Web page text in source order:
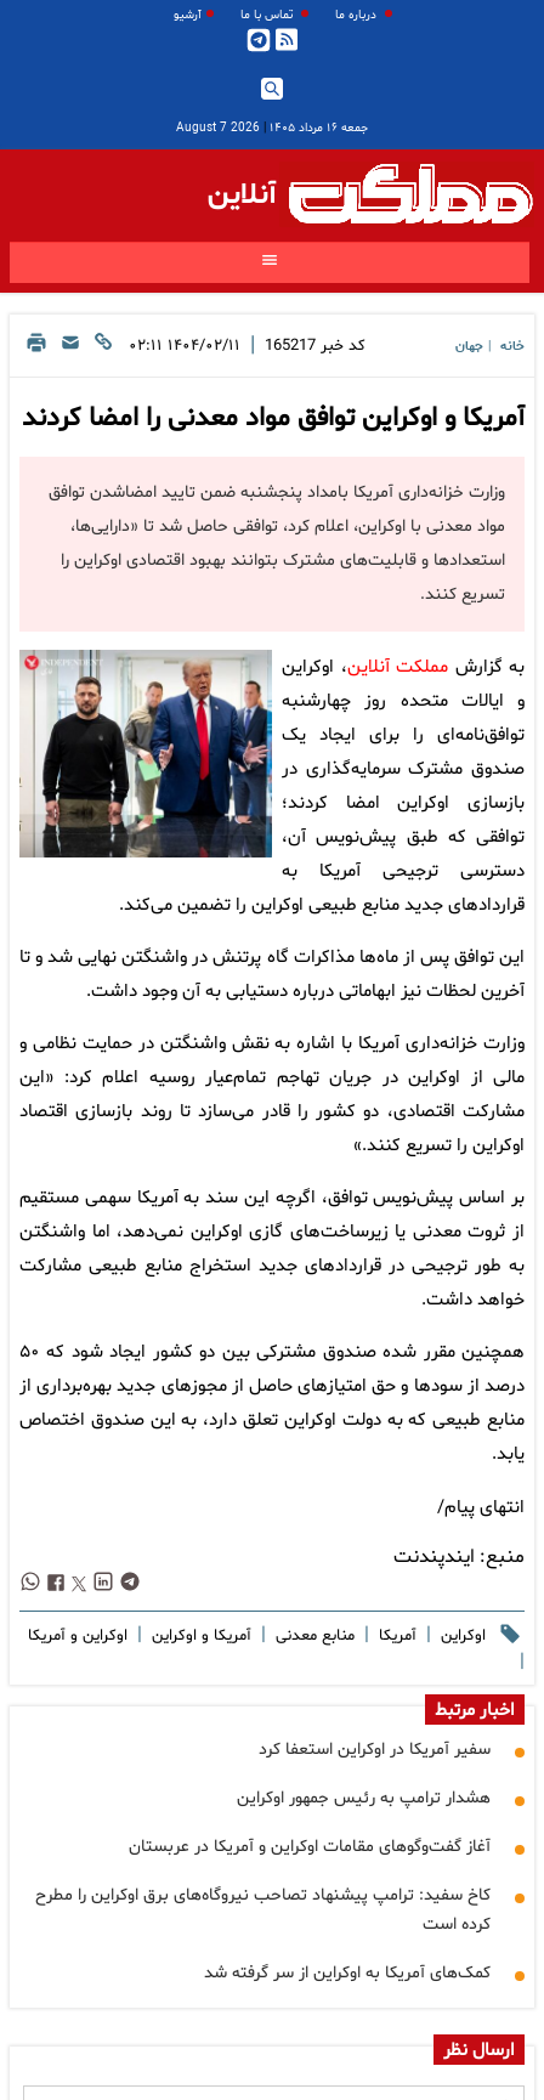
درباره ما تماس با ما آرشیو
جمعه ۱۶ مرداد ۱۴۰۵ |
2026 August 7
آنلاین
خانه جهان کد خبر 165217
| ۱۴۰۴/۰۲/۱۱ ۰۲:۱۱
آمریکا و اوکراین توافق مواد معدنی را امضا کردند
وزارت خزانه‌داری آمریکا بامداد پنجشنبه ضمن تایید امضاشدن توافق
مواد معدنی با اوکراین، اعلام کرد، توافقی حاصل شد تا «دارایی‌ها،
استعدادها و قابلیت‌های مشترک بتوانند بهبود اقتصادی اوکراین را
تسریع کنند.
به گزارش مملکت آنلاین، اوکراین
و ایالات متحده روز چهارشنبه
توافق‌نامه‌ای را برای ایجاد یک
صندوق مشترک سرمایه‌گذاری در
بازسازی اوکراین امضا کردند؛
توافقی که طبق پیش‌نویس آن،
دسترسی ترجیحی آمریکا به
قراردادهای جدید منابع طبیعی اوکراین را تضمین می‌کند.
این توافق پس از ماه‌ها مذاکرات گاه‌ پرتنش در واشنگتن نهایی شد و تا
آخرین لحظات نیز ابهاماتی درباره دستیابی به آن وجود داشت.
وزارت خزانه‌داری آمریکا با اشاره به نقش واشنگتن در حمایت نظامی و
مالی از اوکراین در جریان تهاجم تمام‌عیار روسیه اعلام کرد: «این
مشارکت اقتصادی، دو کشور را قادر می‌سازد تا روند بازسازی اقتصاد
اوکراین را تسریع کنند.»
بر اساس پیش‌نویس توافق، اگرچه این سند به آمریکا سهمی مستقیم
از ثروت معدنی یا زیرساخت‌های گازی اوکراین نمی‌دهد، اما واشنگتن
به طور ترجیحی در قراردادهای جدید استخراج منابع طبیعی مشارکت
خواهد داشت.
همچنین مقرر شده صندوق مشترکی بین دو کشور ایجاد شود که ۵۰
درصد از سودها و حق امتیازهای حاصل از مجوزهای جدید بهره‌برداری از
منابع طبیعی که به دولت اوکراین تعلق دارد، به این صندوق اختصاص
یابد.
انتهای پیام/
منبع: ایندپندنت
اوکراین | آمریکا | منابع معدنی | آمریکا و اوکراین | اوکراین و آمریکا
|
اخبار مرتبط
سفیر آمریکا در اوکراین استعفا کرد
هشدار ترامپ به رئیس جمهور اوکراین
آغاز گفت‌وگوهای مقامات اوکراین و آمریکا در عربستان
کاخ سفید: ترامپ پیشنهاد تصاحب نیروگاه‌های برق اوکراین را مطرح
کرده است
کمک‌های آمریکا به اوکراین از سر گرفته شد
ارسال نظر